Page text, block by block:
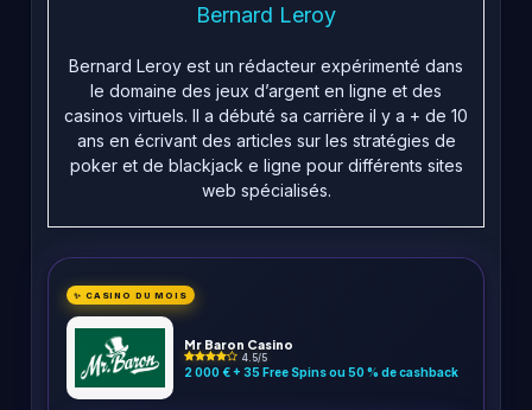
Bernard Leroy
Bernard Leroy est un rédacteur expérimenté dans
le domaine des jeux d’argent en ligne et des
casinos virtuels. Il a débuté sa carrière il y a + de 10
ans en écrivant des articles sur les stratégies de
poker et de blackjack e ligne pour différents sites
web spécialisés.
✨ CASINO DU MOIS
Mr Baron Casino
4.5/5
2 000 € + 35 Free Spins ou 50 % de cashback